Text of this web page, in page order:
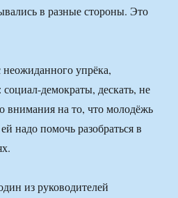
в разные стороны. Это
неожиданного упрёка,
демократы, дескать, не
внимания на то, что молодёжь
надо помочь разобраться в
из руководителей